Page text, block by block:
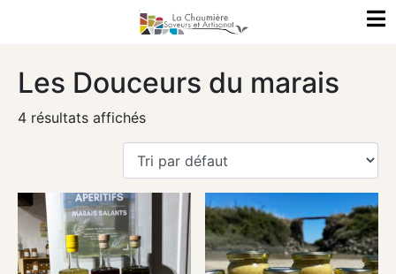
Les Douceurs du marais
4 résultats affichés